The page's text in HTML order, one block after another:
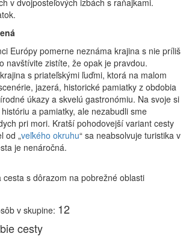
Európy pomerne neznáma krajina s nie príliš
navštívite zistíte, že opak je pravdou.
s priateľskými ľuďmi, ktorá na malom
jazerá, historické pamiatky z obdobia
úkazy a skvelú gastronómiu. Na svoje si
a pamiatky, ale nezabudli sme
pri mori. Kratší pohodovejší variant cesty
od „veľkého okruhu“ sa neabsolvuje turistika v
je nenáročná.
cesta s dôrazom na pobrežné oblasti
v skupine: 12
cesty